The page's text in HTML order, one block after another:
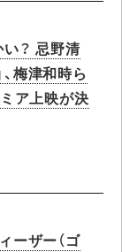
？ 忌野清
梅津和時ら
ア上映が決
ーザー（ゴ